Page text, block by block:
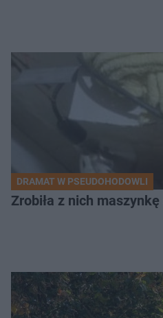
DRAMAT W PSEUDOHODOWLI
Zrobiła z nich